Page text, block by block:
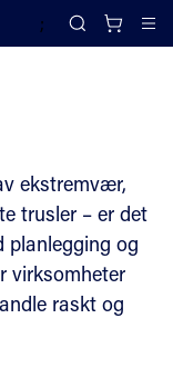
;
Search
ekstremvær,
trusler – er det
planlegging og
virksomheter
raskt og